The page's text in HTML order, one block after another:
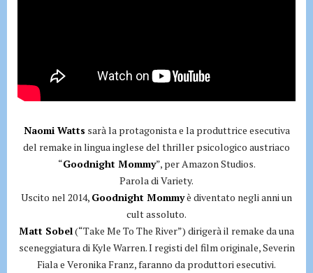
Naomi Watts sarà la protagonista e la produttrice esecutiva
del remake in lingua inglese del thriller psicologico austriaco
“Goodnight Mommy”, per Amazon Studios.
Parola di Variety.
Uscito nel 2014, Goodnight Mommyè diventato negli anni un
cult assoluto.
Matt Sobel(“Take Me To The River”) dirigerà il remake da una
sceneggiatura di Kyle Warren. I registi del film originale, Severin
Fiala e Veronika Franz, faranno da produttori esecutivi.